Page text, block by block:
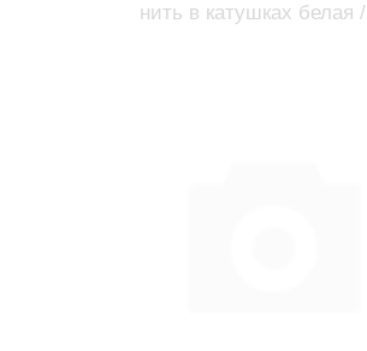
нить в катушках белая